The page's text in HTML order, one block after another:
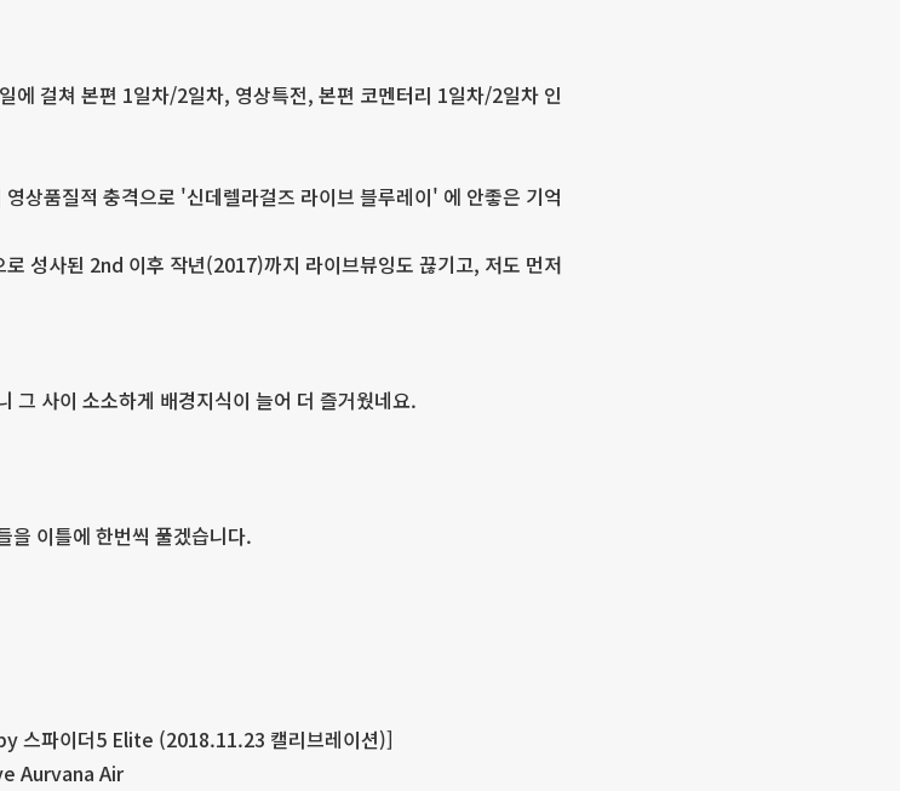
걸쳐 본편 1일차/2일차, 영상특전, 본편 코멘터리 1일차/2일차 인
영상품질적 충격으로 '신데렐라걸즈 라이브 블루레이' 에 안좋은 기억
성사된 2nd 이후 작년(2017)까지 라이브뷰잉도 끊기고, 저도 먼저
그 사이 소소하게 배경지식이 늘어 더 즐거웠네요.
을 이틀에 한번씩 풀겠습니다.
스파이더5 Elite (2018.11.23 캘리브레이션)]
Aurvana Air